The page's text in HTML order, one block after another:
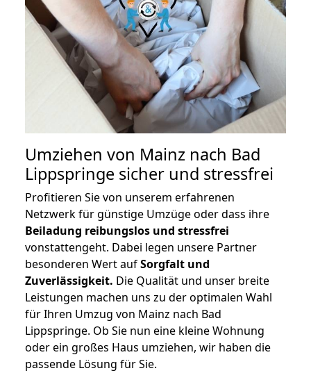
Umziehen von Mainz nach Bad
Lippspringe sicher und stressfrei
Profitieren Sie von unserem erfahrenen
Netzwerk für günstige Umzüge oder dass ihre
Beiladung reibungslos und stressfrei
vonstattengeht. Dabei legen unsere Partner
besonderen Wert aufSorgfalt und
Zuverlässigkeit. Die Qualität und unser breite
Leistungen machen uns zu der optimalen Wahl
für Ihren Umzug von Mainz nach Bad
Lippspringe. Ob Sie nun eine kleine Wohnung
oder ein großes Haus umziehen, wir haben die
passende Lösung für Sie.